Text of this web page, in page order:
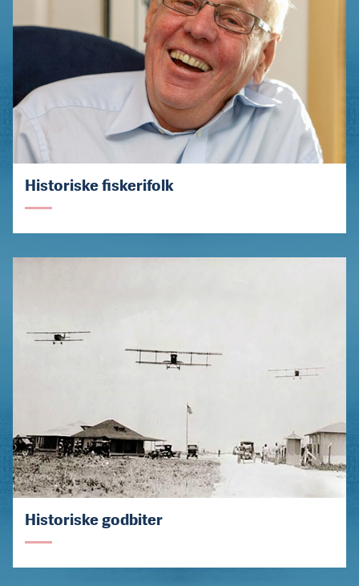
Historiske fiskerifolk
Historiske godbiter